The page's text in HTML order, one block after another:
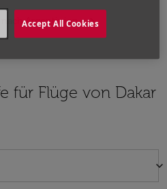
nach Argentinien
für Flüge von Dakar
keyboard_arrow_down
Accept All Cookies